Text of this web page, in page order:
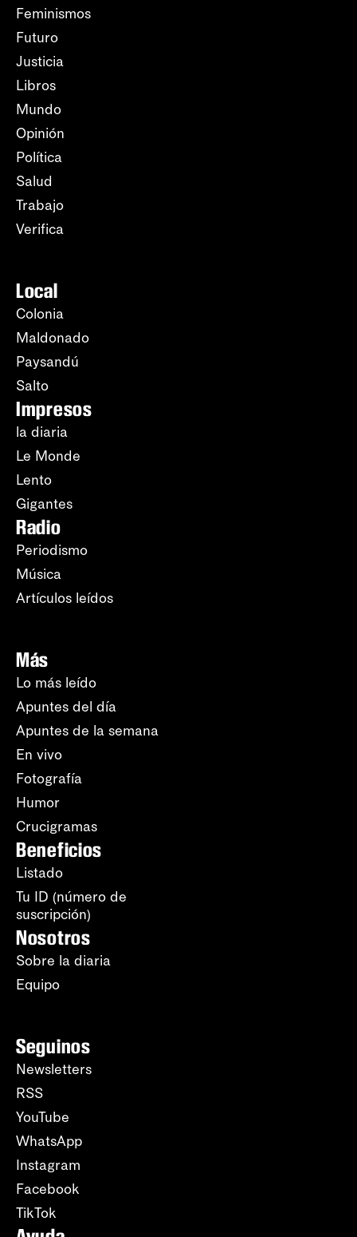
Feminismos
Futuro
Justicia
Libros
Mundo
Opinión
Política
Salud
Trabajo
Verifica
Local
Colonia
Maldonado
Paysandú
Salto
Impresos
la diaria
Le Monde
Lento
Gigantes
Radio
Periodismo
Música
Artículos leídos
Más
Lo más leído
Apuntes del día
Apuntes de la semana
En vivo
Fotografía
Humor
Crucigramas
Beneficios
Listado
Tu ID (número de
suscripción)
Nosotros
Sobre la diaria
Equipo
Seguinos
Newsletters
RSS
YouTube
WhatsApp
Instagram
Facebook
TikTok